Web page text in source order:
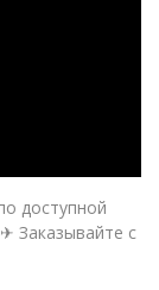
доступной
Заказывайте с